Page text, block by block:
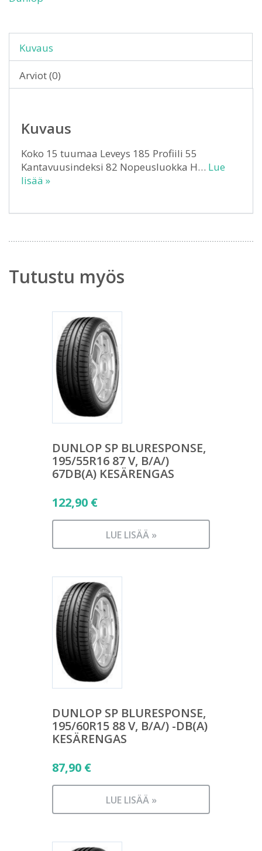
Kuvaus
Arviot (0)
Kuvaus
Koko 15 tuumaa Leveys 185 Profiili 55
Kantavuusindeksi 82 Nopeusluokka H… Lue
lisää »
Tutustu myös
DUNLOP SP BLURESPONSE,
195/55R16 87 V, B/A/)
67DB(A) KESÄRENGAS
122,90 €
LUE LISÄÄ »
DUNLOP SP BLURESPONSE,
195/60R15 88 V, B/A/) -DB(A)
KESÄRENGAS
87,90 €
LUE LISÄÄ »